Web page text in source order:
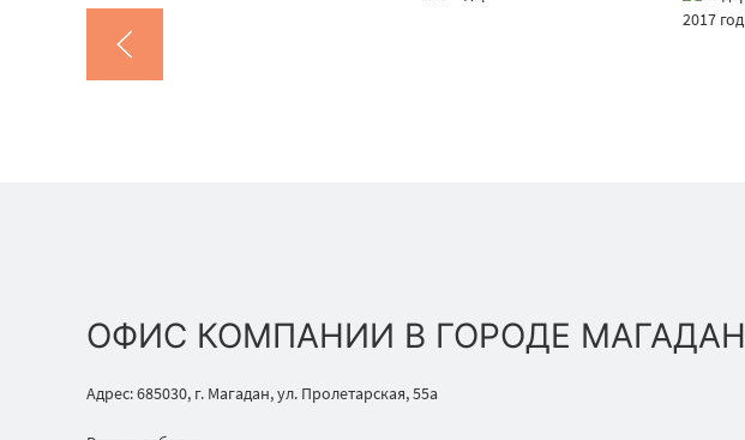
ОФИС КОМПАНИИ В ГОРОДЕ МАГАДАН
Адрес: 685030, г. Магадан, ул. Пролетарская, 55а